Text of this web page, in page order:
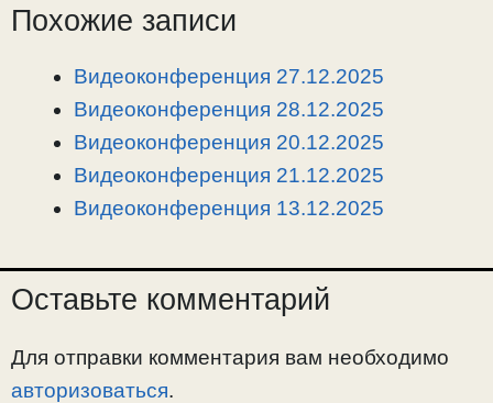
y
e
r
a
e
o
р
в
Похожие записи
Видеоконференция 27.12.2025
Видеоконференция 28.12.2025
Видеоконференция 20.12.2025
Видеоконференция 21.12.2025
Видеоконференция 13.12.2025
Оставьте комментарий
Для отправки комментария вам необходимо
авторизоваться.